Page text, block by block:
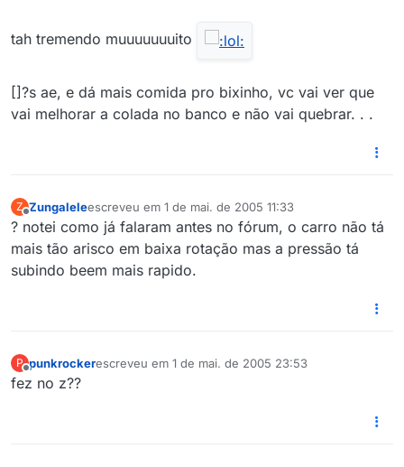
tah tremendo muuuuuuuito
[]?s ae, e dá mais comida pro bixinho, vc vai ver que
vai melhorar a colada no banco e não vai quebrar. . .
Z
Offline
Zungaleleescreveu em 1 de mai. de 2005 11:33
última edição por
? notei como já falaram antes no fórum, o carro não tá
mais tão arisco em baixa rotação mas a pressão tá
subindo beem mais rapido.
P punkrockerescreveu em 1 de mai. de 2005 23:53
última edição por
fez no z??